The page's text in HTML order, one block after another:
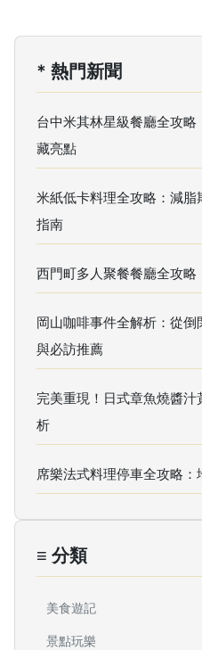
* 熱門新聞
台中米其林星級餐廳全攻
藏亮點
米紙低卡料理全攻略：減
指南
西門町多人聚餐餐廳全攻
岡山咖啡事件全解析：從倒
與必訪推薦
完美重現！日式章魚燒醬
析
席樂法式料理停車全攻略
≡ 分類
美食遊記
景點玩樂